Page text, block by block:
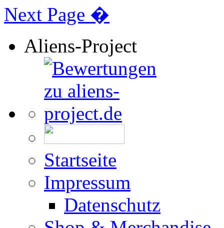
Next Page �
Aliens-Project
Startseite
Impressum
Datenschutz